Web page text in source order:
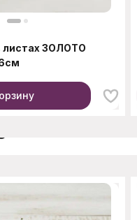
листах ЗОЛОТО